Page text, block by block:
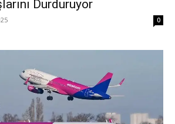
Durduruyor
0